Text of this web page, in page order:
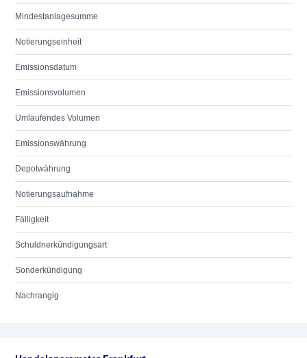
Mindestanlagesumme
Notierungseinheit
Emissionsdatum
Emissionsvolumen
Umlaufendes Volumen
Emissionswährung
Depotwährung
Notierungsaufnahme
Fälligkeit
Schuldnerkündigungsart
Sonderkündigung
Nachrangig